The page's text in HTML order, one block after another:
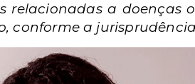
relacionadas a doenças
conforme a jurisprudência